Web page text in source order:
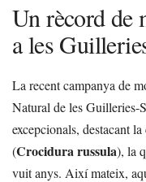
Un rècord de
a les
La recent campanya de
Natural de les Guilleries-
excepcionals, destacant
(Crocidura russula), la
vuit anys. Així mateix,